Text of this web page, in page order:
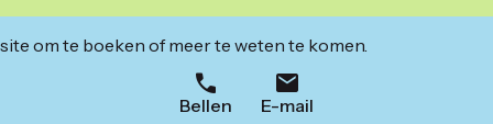
om te boeken of meer te weten te komen.
Bellen E-mail